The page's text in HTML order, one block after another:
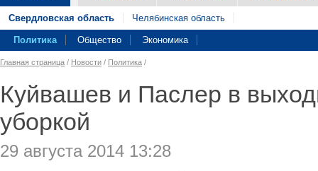
Свердловская область Челябинская область
Политика Общество Экономика
Главная страница / Новости / Политика /
Куйвашев и Паслер в
уборкой
29 августа 2014 13:28